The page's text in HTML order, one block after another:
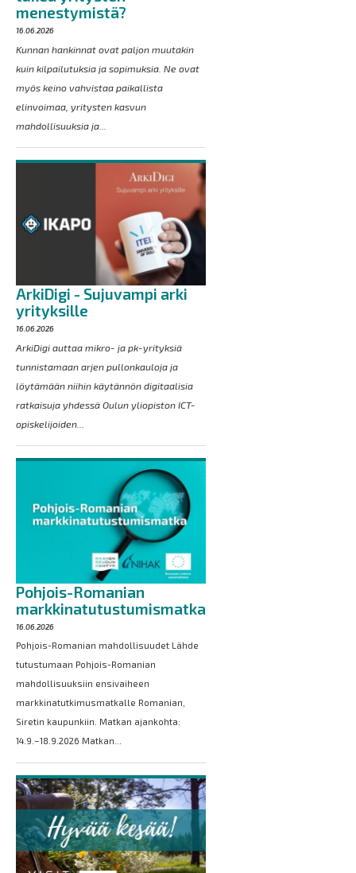
menestymistä?
16.06.2026
Kunnan hankinnat ovat paljon muutakin
kuin kilpailutuksia ja sopimuksia. Ne ovat
myös keino vahvistaa paikallista
elinvoimaa, yritysten kasvun
mahdollisuuksia ja...
ArkiDigi - Sujuvampi arki
yrityksille
16.06.2026
ArkiDigi auttaa mikro- ja pk-yrityksiä
tunnistamaan arjen pullonkauloja ja
löytämään niihin käytännön digitaalisia
ratkaisuja yhdessä Oulun yliopiston ICT-
opiskelijoiden...
Pohjois-Romanian
markkinatutustumismatka
16.06.2026
Pohjois-Romanian mahdollisuudet Lähde
tutustumaan Pohjois-Romanian
mahdollisuuksiin ensivaiheen
markkinatutkimusmatkalle Romanian,
Siretin kaupunkiin. Matkan ajankohta:
14.9.–18.9.2026 Matkan...